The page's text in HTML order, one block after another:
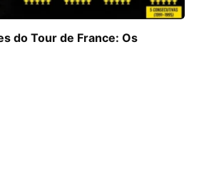
do Tour de France: Os